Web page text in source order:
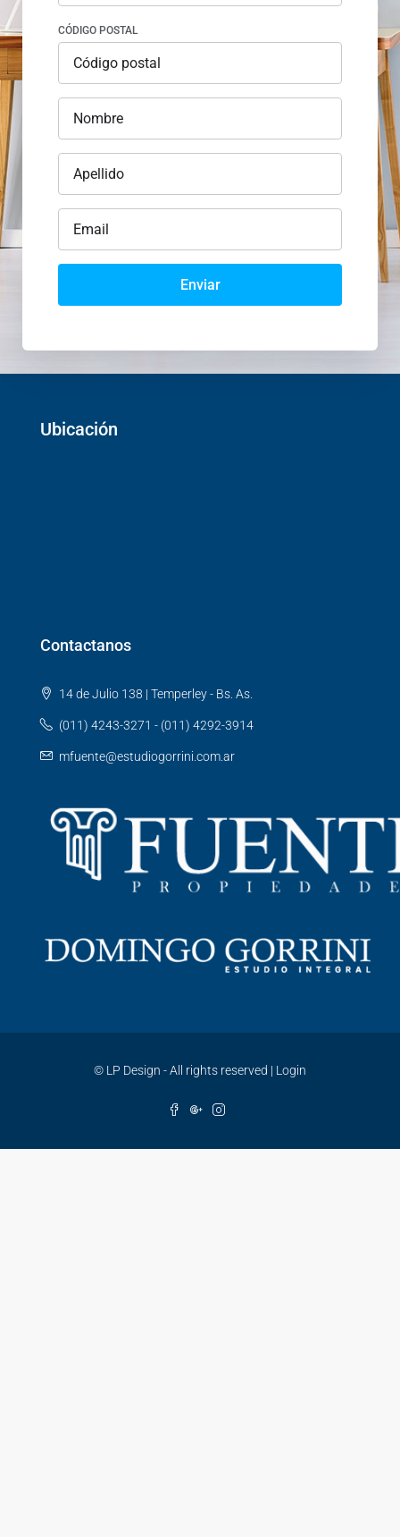
CÓDIGO POSTAL
Enviar
Ubicación
Contactanos
14 de Julio 138 | Temperley - Bs. As.
(011) 4243-3271 - (011) 4292-3914
mfuente@estudiogorrini.com.ar
© LP Design - All rights reserved | Login